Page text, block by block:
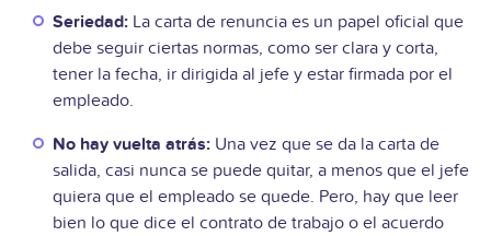
Seriedad: La carta de renuncia es un papel oficial que
debe seguir ciertas normas, como ser clara y corta,
tener la fecha, ir dirigida al jefe y estar firmada por el
empleado.
No hay vuelta atrás: Una vez que se da la carta de
salida, casi nunca se puede quitar, a menos que el jefe
quiera que el empleado se quede. Pero, hay que leer
bien lo que dice el contrato de trabajo o el acuerdo